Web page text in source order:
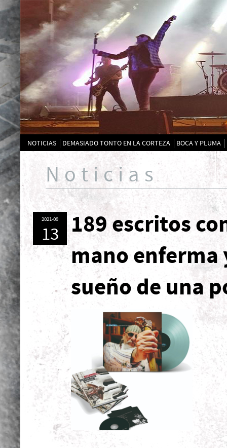
NOTICIAS DEMASIADO TONTO EN LA CORTEZA BOCA Y PLUMA
Noticias
189 escritos
mano enferma
sueño de una
2021-09
13